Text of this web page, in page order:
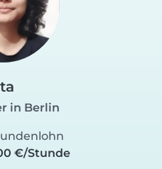
in Berlin
€/Stunde